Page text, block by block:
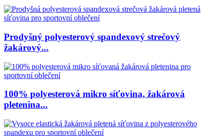
Prodyšný polyesterový spandexový strečový
žakárový...
100% polyesterová mikro síťovina, žakárová
pletenina...